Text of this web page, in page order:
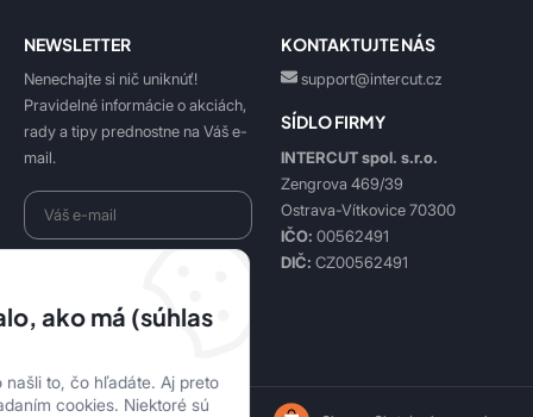
NEWSLETTER
Nenechajte si nič uniknúť!
Pravidelné informácie o akciách,
rady a tipy prednostne na Váš e-
mail.
Prihlásiť sa k odberu
KONTAKTUJTE NÁS
support@intercut.cz
SÍDLO FIRMY
INTERCUT spol. s.r.o.
Zengrova 469/39
Ostrava-Vítkovice 70300
IČO: 00562491
DIČ: CZ00562491
ako má (súhlas
to, čo hľadáte. Aj preto
cookies. Niektoré sú